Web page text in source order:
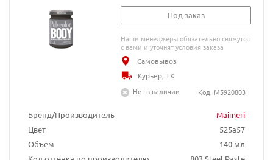
Бренд/Производитель
Maimeri
Цвет
525a57
Объем
140 мл
Под заказ
Наши менеджеры обязательно свяжутся
с вами и уточнят условия заказа
Самовывоз
Курьер, ТК
Нет в наличии
Код: M5920803